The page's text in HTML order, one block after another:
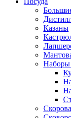
Казаны
Наборы